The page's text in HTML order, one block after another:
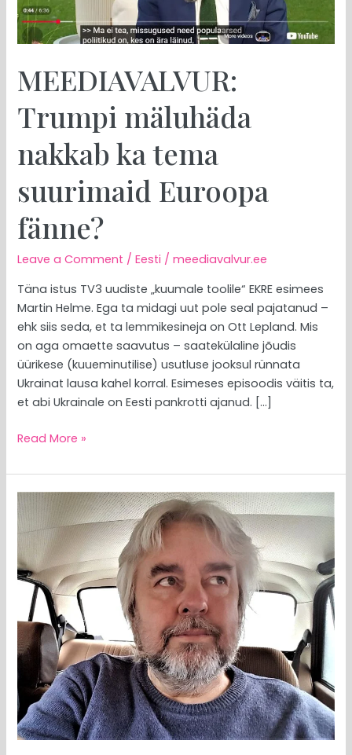
MEEDIAVALVUR:
Trumpi mäluhäda
nakkab ka tema
suurimaid Euroopa
fänne?
Leave a Comment /Eesti /meediavalvur.ee
Täna istus TV3 uudiste „kuumale toolile“ EKRE esimees
Martin Helme. Ega ta midagi uut pole seal pajatanud –
ehk siis seda, et ta lemmikesineja on Ott Lepland. Mis
on aga omaette saavutus – saatekülaline jõudis
üürikese (kuueminutilise) usutluse jooksul rünnata
Ukrainat lausa kahel korral. Esimeses episoodis väitis ta,
et abi Ukrainale on Eesti pankrotti ajanud. […]
Euroopa
fänne?
Read More »
MEEDIAVALVUR:
riigikogus
käib
üks
lõputu
ihumine